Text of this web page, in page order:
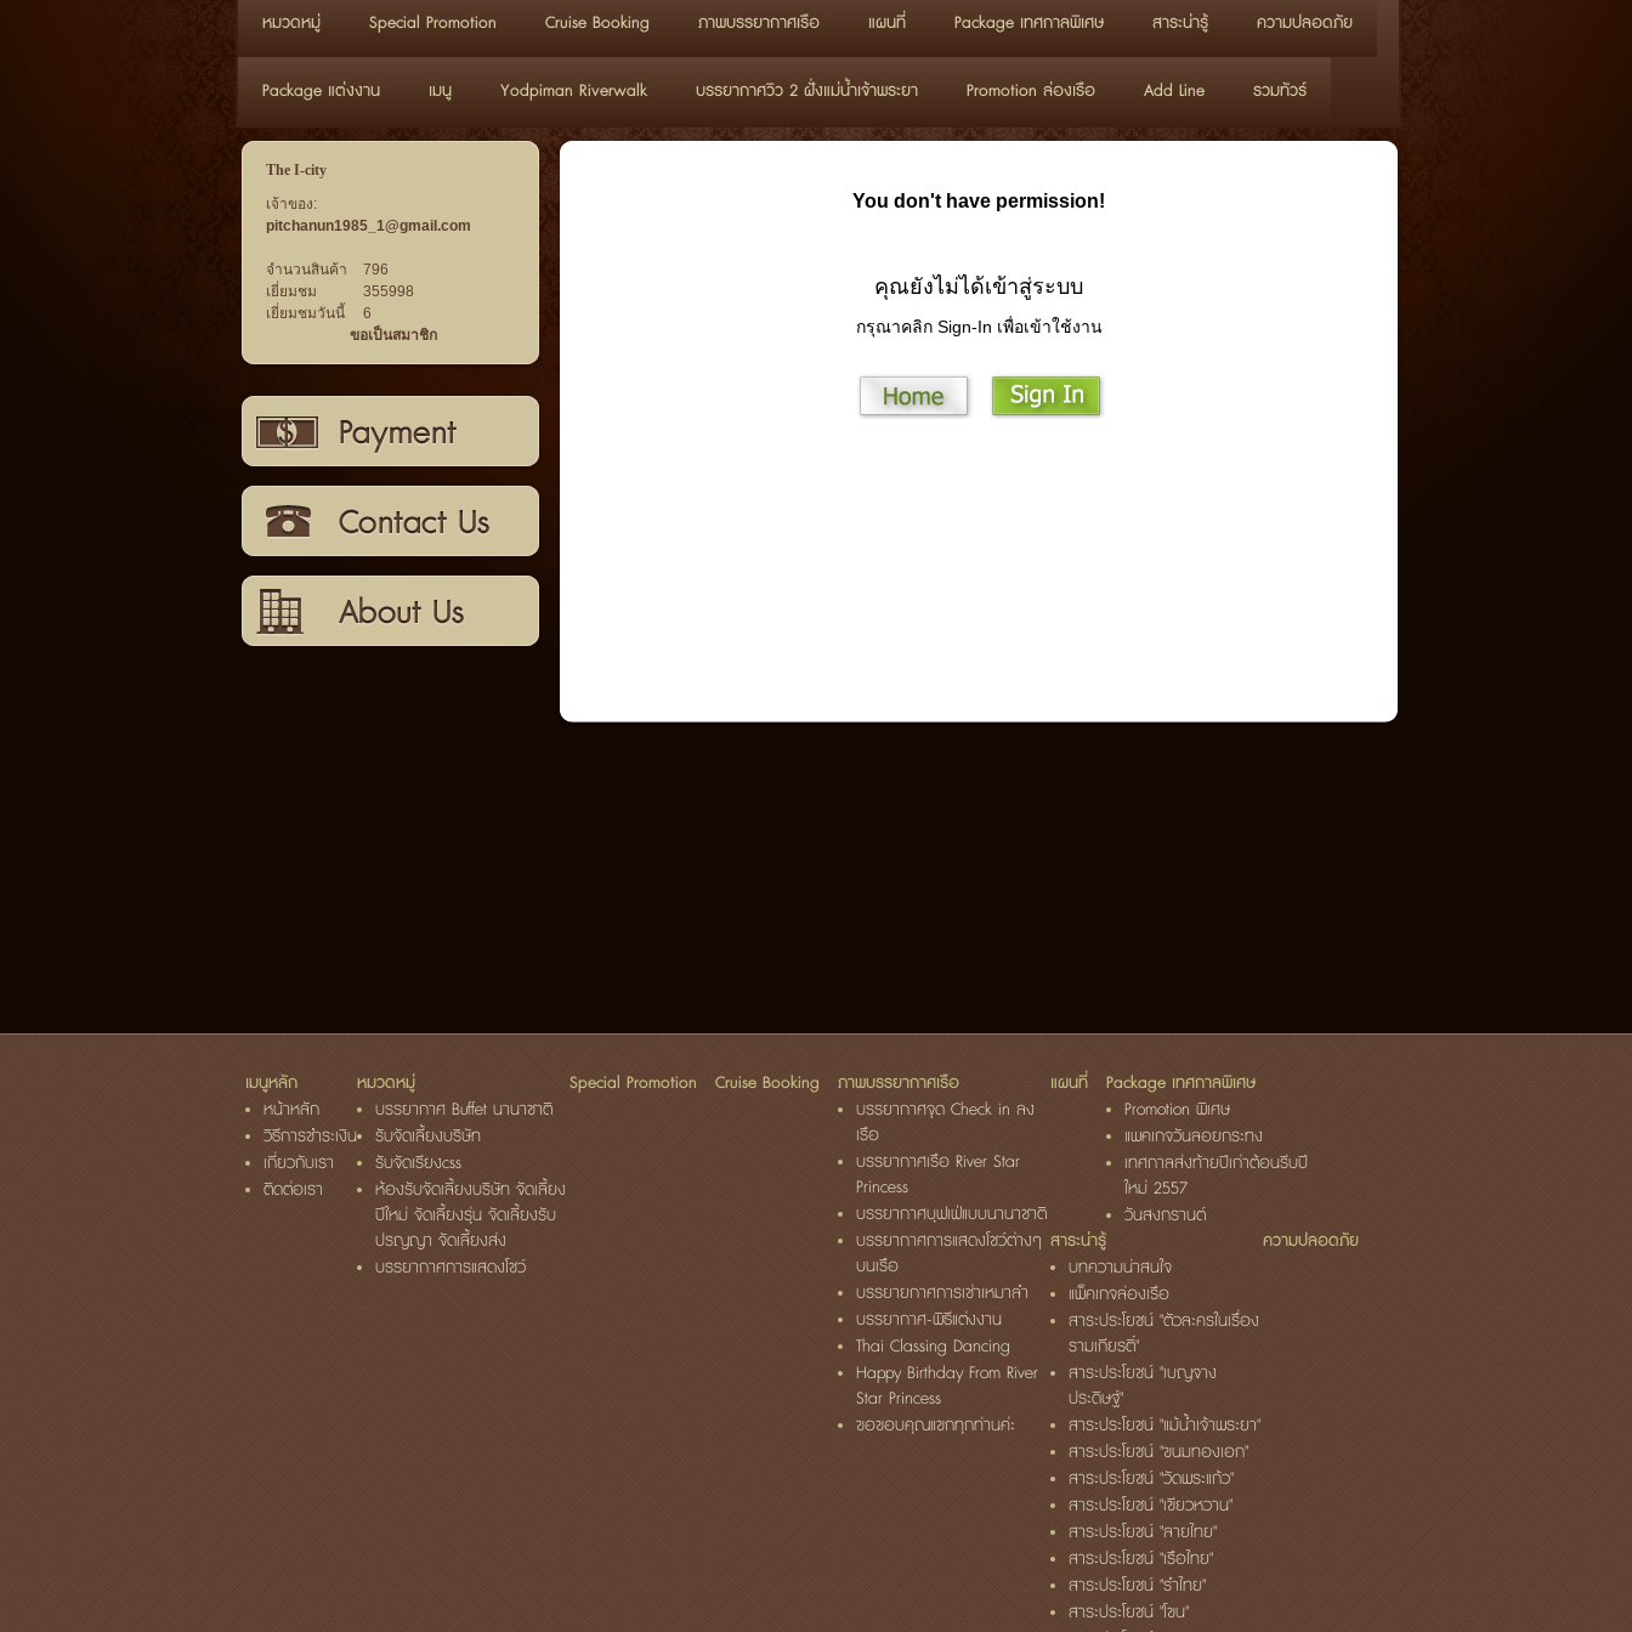
หมวดหมู่ Special Promotion Cruise Booking ภาพบรรยากาศเรือ แผนที่ Package เทศกาลพิเศษ สาระน่ารู้ ความปลอดภัย
Package แต่งงาน เมนู Yodpiman Riverwalk บรรยากาศวิว 2 ฝั่งแม่น้ำเจ้าพระยา Promotion ล่องเรือ Add Line รวมทัวร์
The I-city
เจ้าของ:
pitchanun1985_1@gmail.com
จำนวนสินค้า
796
เยี่ยมชม
355998
เยี่ยมชมวันนี้
6
ขอเป็นสมาชิก
You don't have permission!
คุณยังไม่ได้เข้าสู่ระบบ
กรุณาคลิก Sign-In เพื่อเข้าใช้งาน
เมนูหลัก
หน้าหลัก
วิธีการชำระเงิน
เกี่ยวกับเรา
ติดต่อเรา
หมวดหมู่
บรรยากาศ Buffet นานาชาติ
รับจัดเลี้ยงบริษัท
รับจัดเรียงcss
ห้องรับจัดเลี้ยงบริษัท จัดเลี้ยง
ปีใหม่ จัดเลี้ยงรุ่น จัดเลี้ยงรับ
ปรญญา จัดเลี้ยงส่ง
บรรยากาศการแสดงโชว์
Special Promotion Cruise Booking
ภาพบรรยากาศเรือ
บรรยากาศจุด Check in ลง
เรือ
บรรยากาศเรือ River Star
Princess
บรรยากาศบุฟเฟ่แบบนานาชาติ
บรรยากาศการแสดงโชว์ต่างๆ
บนเรือ
บรรยายกาศการเช่าเหมาลำ
บรรยากาศ-พิธีแต่งงาน
Thai Classing Dancing
Happy Birthday From River
Star Princess
ขอขอบคุณแขกทุกท่านค่ะ
แผนที่
Package เทศกาลพิเศษ
Promotion พิเศษ
แพคเกจวันลอยกระทง
เทศกาลส่งท้ายปีเก่าต้อนรีบปี
ใหม่ 2557
วันสงกรานต์
สาระน่ารู้
บทความน่าสนใจ
แพ็คเกจล่องเรือ
สาระประโยชน์ "ตัวละครในเรื่อง
รามเกียรติ์"
สาระประโยชน์ "เบญจาง
ประดิษฐ์"
สาระประโยชน์ "แม้น้ำเจ้าพระยา"
สาระประโยชน์ "ขนมทองเอก"
สาระประโยชน์ "วัดพระแก้ว"
สาระประโยชน์ "เขียวหวาน"
สาระประโยชน์ "ลายไทย"
สาระประโยชน์ "เรือไทย"
สาระประโยชน์ "รำไทย"
สาระประโยชน์ "โขน"
ความปลอดภัย